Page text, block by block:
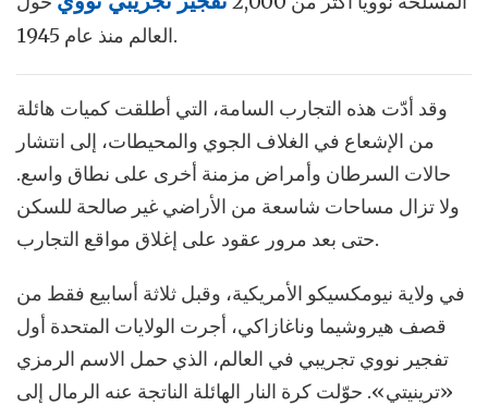
العالم منذ عام 1945.
وقد أدّت هذه التجارب السامة، التي أطلقت كميات هائلة
من الإشعاع في الغلاف الجوي والمحيطات، إلى انتشار
حالات السرطان وأمراض مزمنة أخرى على نطاق واسع.
ولا تزال مساحات شاسعة من الأراضي غير صالحة للسكن
حتى بعد مرور عقود على إغلاق مواقع التجارب.
في ولاية نيومكسيكو الأمريكية، وقبل ثلاثة أسابيع فقط من
قصف هيروشيما وناغازاكي، أجرت الولايات المتحدة أول
تفجير نووي تجريبي في العالم، الذي حمل الاسم الرمزي
«ترينيتي». حوّلت كرة النار الهائلة الناتجة عنه الرمال إلى